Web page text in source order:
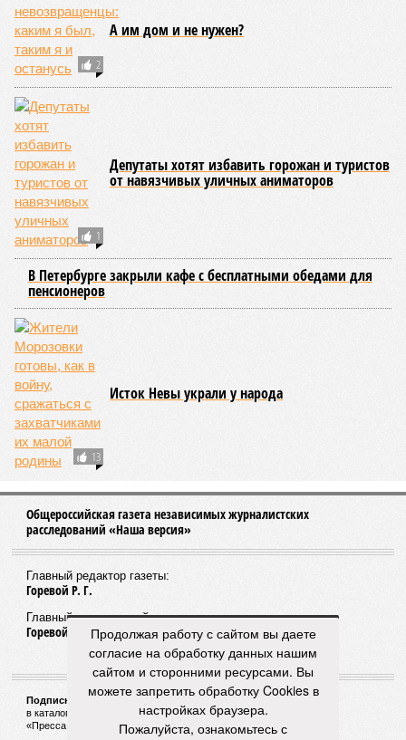
Петербургский метрополитен в свой день рождения
запустил новый состав
Гостиному двору вернут исторический облик
курсы иностранных валют
Квота уходит в Латвию
Рыбу, выловленную по российской квоте, упорно
Продолжая работу с сайтом вы даете
согласие на обработку данных нашим
сайтом и сторонними ресурсами. Вы
можете запретить обработку Cookies в
настройках браузера.
Пожалуйста, ознакомьтесь с